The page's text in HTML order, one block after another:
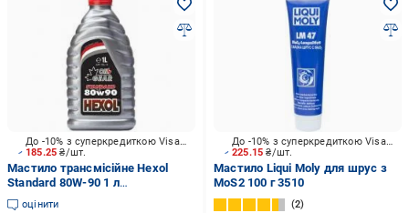
185.25₴/шт.
До -10% з суперкредиткою Visa Вигода
Мастило трансмісійне Hexol
Standard 80W-90 1 л
(HexolStandard80W901L)
оцінити
225.15₴/шт.
До -10% з суперкредиткою Visa Вигода
Мастило Liqui Moly для шрус з
MoS2 100 г 3510
2